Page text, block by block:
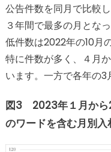
公告件数を同月で比較し
３年間で最多の月とな
低件数は2022年の10月
特に件数が多く、４月
います。一方で各年の3
図3 2023年１月から
のワードを含む月別